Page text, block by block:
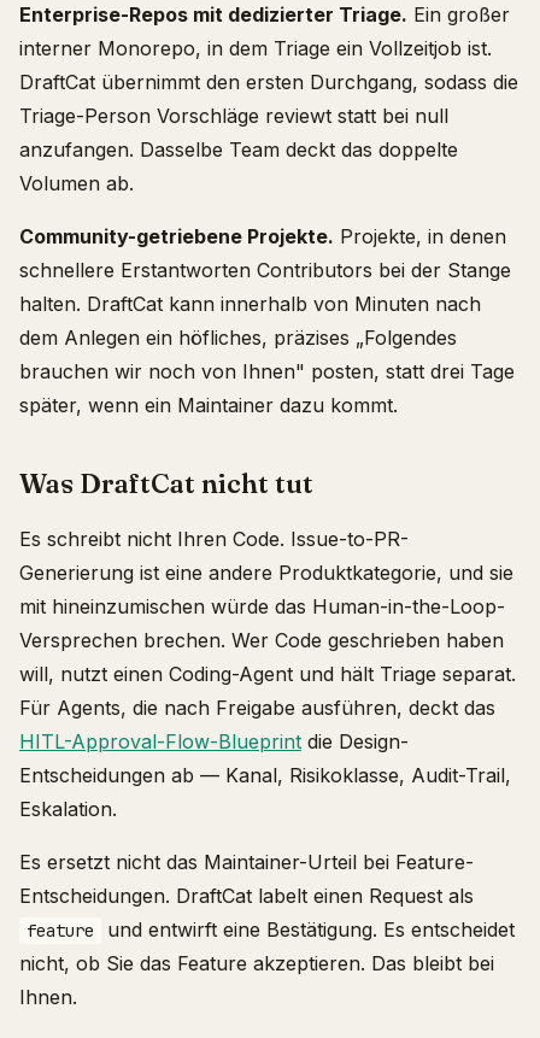
Enterprise-Repos mit dedizierter Triage. Ein großer
interner Monorepo, in dem Triage ein Vollzeitjob ist.
DraftCat übernimmt den ersten Durchgang, sodass die
Triage-Person Vorschläge reviewt statt bei null
anzufangen. Dasselbe Team deckt das doppelte
Volumen ab.
Community-getriebene Projekte. Projekte, in denen
schnellere Erstantworten Contributors bei der Stange
halten. DraftCat kann innerhalb von Minuten nach
dem Anlegen ein höfliches, präzises „Folgendes
brauchen wir noch von Ihnen" posten, statt drei Tage
später, wenn ein Maintainer dazu kommt.
Was DraftCat nicht tut
Es schreibt nicht Ihren Code. Issue-to-PR-
Generierung ist eine andere Produktkategorie, und sie
mit hineinzumischen würde das Human-in-the-Loop-
Versprechen brechen. Wer Code geschrieben haben
will, nutzt einen Coding-Agent und hält Triage separat.
Für Agents, die nach Freigabe ausführen, deckt das
HITL-Approval-Flow-Blueprint die Design-
Entscheidungen ab — Kanal, Risikoklasse, Audit-Trail,
Eskalation.
Es ersetzt nicht das Maintainer-Urteil bei Feature-
Entscheidungen. DraftCat labelt einen Request als
feature
und entwirft eine Bestätigung. Es entscheidet
nicht, ob Sie das Feature akzeptieren. Das bleibt bei
Ihnen.